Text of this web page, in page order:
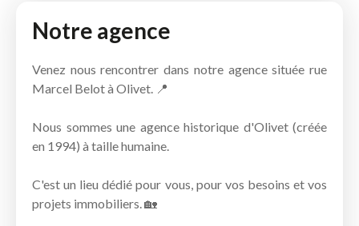
Notre agence
Venez nous rencontrer dans notre agence située rue
Marcel Belot à Olivet. 📍
Nous sommes une agence historique d'Olivet (créée
en 1994) à taille humaine.
C'est un lieu dédié pour vous, pour vos besoins et vos
projets immobiliers. 🏡